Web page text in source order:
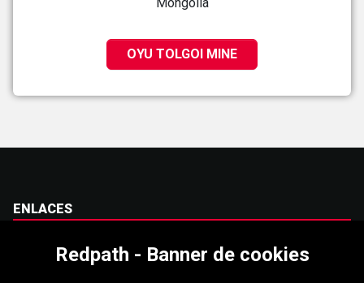
Redpath - Banner de cookies
OYU TOLGOI MINE
ENLACES